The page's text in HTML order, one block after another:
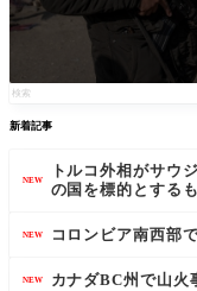
新着記事
NEW
トルコ外相がサウ
の国を標的とする
NEW コロンビア南西部
NEW カナダBC州で山火